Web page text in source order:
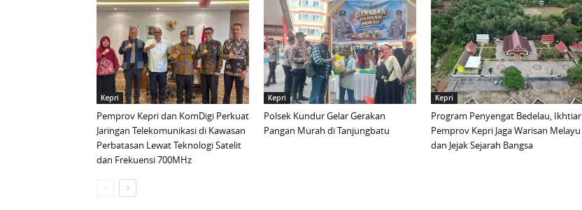
Kepri
Pemprov Kepri dan KomDigi Perkuat
Jaringan Telekomunikasi di Kawasan
Perbatasan Lewat Teknologi Satelit
dan Frekuensi 700MHz
Kepri
Polsek Kundur Gelar Gerakan
Pangan Murah di Tanjungbatu
Kepri
Program Penyengat Bedelau, Ikhtiar
Pemprov Kepri Jaga Warisan Melayu
dan Jejak Sejarah Bangsa